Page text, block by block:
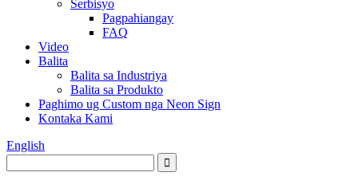
Serbisyo
Pagpahiangay
FAQ
Video
Balita
Balita sa Industriya
Balita sa Produkto
Paghimo ug Custom nga Neon Sign
Kontaka Kami
English